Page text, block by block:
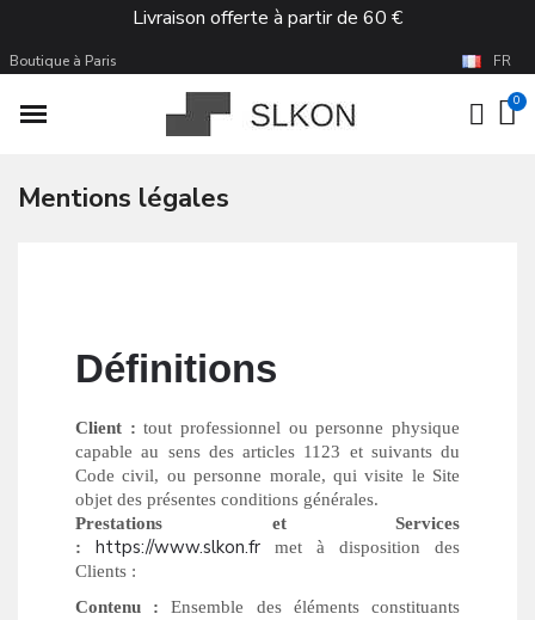
Livraison offerte à partir de 60 €
Boutique à Paris FR
Mentions légales
Définitions
Client : tout professionnel ou personne physique
capable au sens des articles 1123 et suivants du
Code civil, ou personne morale, qui visite le Site
objet des présentes conditions générales.
Prestations et Services
:
https://www.slkon.fr met à disposition des
Clients :
Contenu : Ensemble des éléments constituants